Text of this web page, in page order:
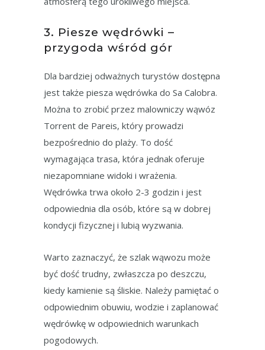
3. Piesze wędrówki –
przygoda wśród gór
Dla bardziej odważnych turystów dostępna
jest także piesza wędrówka do Sa Calobra.
Można to zrobić przez malowniczy wąwóz
Torrent de Pareis, który prowadzi
bezpośrednio do plaży. To dość
wymagająca trasa, która jednak oferuje
niezapomniane widoki i wrażenia.
Wędrówka trwa około 2-3 godzin i jest
odpowiednia dla osób, które są w dobrej
kondycji fizycznej i lubią wyzwania.
Warto zaznaczyć, że szlak wąwozu może
być dość trudny, zwłaszcza po deszczu,
kiedy kamienie są śliskie. Należy pamiętać o
odpowiednim obuwiu, wodzie i zaplanować
wędrówkę w odpowiednich warunkach
pogodowych.